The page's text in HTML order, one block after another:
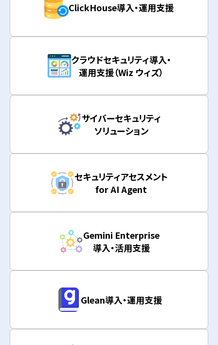
ClickHouse導入・運用支援
クラウドセキュリティ導入・
運用支援（Wiz ウィズ）
サイバーセキュリティ
ソリューション
セキュリティアセスメント
for AI Agent
Gemini Enterprise
導入・活用支援
Glean導入・運用支援